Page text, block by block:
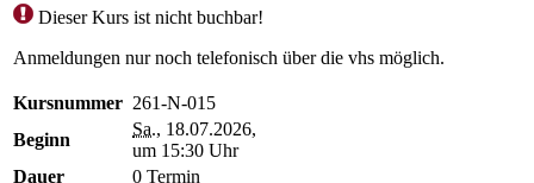
Dieser Kurs ist nicht buchbar!
Anmeldungen nur noch telefonisch über die vhs möglich.
Kursnummer 261-N-015
Beginn
Sa., 18.07.2026,
um 15:30 Uhr
Dauer
0 Termin